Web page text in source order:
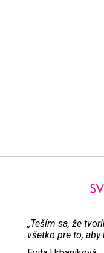
„Teším sa, že
všetko pre to, aby